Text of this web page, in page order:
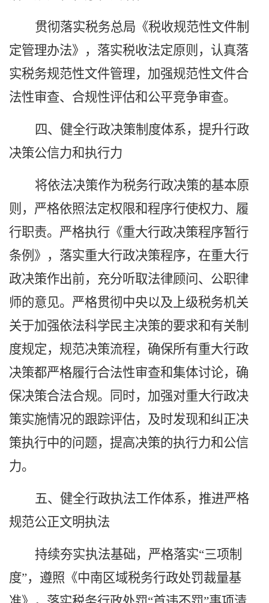
贯彻落实税务总局《税收规范性文件制
定管理办法》，落实税收法定原则，认真落
实税务规范性文件管理，加强规范性文件合
法性审查、合规性评估和公平竞争审查。
四、健全行政决策制度体系，提升行政
决策公信力和执行力
将依法决策作为税务行政决策的基本原
则，严格依照法定权限和程序行使权力、履
行职责。严格执行《重大行政决策程序暂行
条例》，落实重大行政决策程序，在重大行
政决策作出前，充分听取法律顾问、公职律
师的意见。 严格贯彻中央以及上级税务机关
关于加强依法科学民主决策的要求和有关制
度规定，规范决策流程， 确保所有重大行政
决策都严格履行合法性审查和集体讨论，确
保决策合法合规。同时，加强对重大行政决
策实施情况的跟踪评估，及时发现和纠正决
策执行中的问题，提高决策的执行力和公信
力。
五、健全行政执法工作体系，推进严格
规范公正文明执法
持续夯实执法基础，严格落实“三项制
度”，遵照《中南区域税务行政处罚裁量基